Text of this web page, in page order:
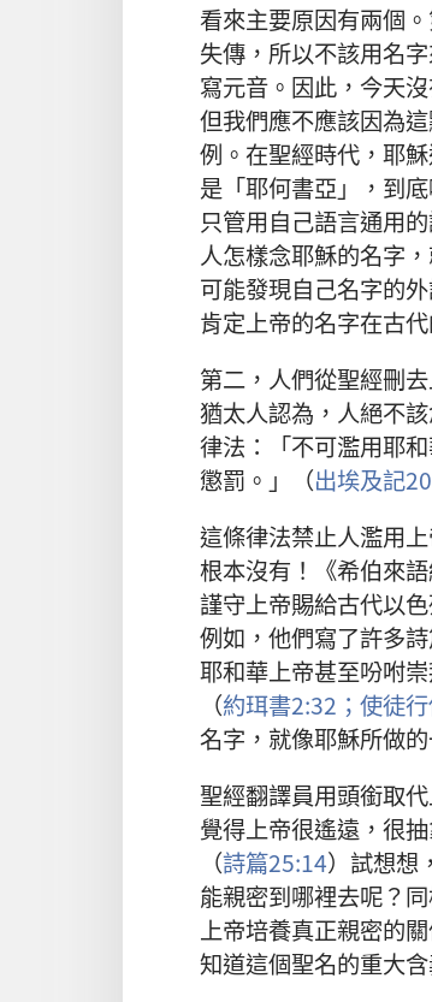
看來主要原因有兩個 。
失傳 ， 所以不該用名字
寫元音 。 因此 ， 今天
但我們應不應該因為這
例 。 在聖經時代 ， 耶穌
是 「耶何書亞 」， 到底
只管用自己語言通用的
人怎樣念耶穌的名字 ，
可能發現自己名字的
肯定上帝的名字在古代
第二 ， 人們從聖經刪去
猶太人認為 ， 人絕不該
律法 ：「不可濫用耶
懲罰 。」（出埃及記
這條律法禁止人濫用
根本沒有 ！《希伯來語
謹守上帝賜給古代以
例如 ， 他們寫了許多
耶和華上帝甚至吩咐
（約珥書2:32； 使徒
名字 ， 就像耶穌所做的
聖經翻譯員用頭銜取代
覺得上帝很遙遠 ， 很
（詩篇25:14） 試想想 ，
能親密到哪裡去呢？
上帝培養真正親密的
知道這個聖名的重大